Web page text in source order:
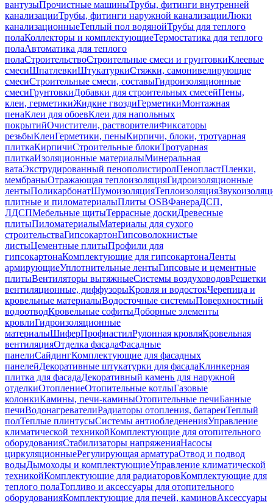
вантузыПрочистные машиныТрубы, фитинги внутренней
канализацииТрубы, фитинги наружной канализацииЛюки
канализационныеТеплый пол водянойТрубы для теплого
полаКоллекторы и комплектующиеТермостатика для теплого
полаАвтоматика для теплого
полаСтроительствоСтроительные смеси и грунтовкиКлеевые
смесиШпатлевкиШтукатуркиСтяжки, самонивелирующие
смесиСтроительные смеси, составыГидроизоляционные
смесиГрунтовкиДобавки для строительных смесейПены,
клеи, герметикиЖидкие гвоздиГерметикиМонтажная
пенаКлеи для обоевКлеи для напольных
покрытийОчистители, растворителиФиксаторы
резьбыКлеиГерметики, пеныКирпичи, блоки, тротуарная
плиткаКирпичиСтроительные блокиТротуарная
плиткаИзоляционные материалыМинеральная
ватаЭкструдированный пенополистиролПенопластПленки,
мембраныОтражающая теплоизоляцияГидроизоляционные
лентыПоликарбонатШумоизоляцияТеплоизоляция
плитные и пиломатериалыПлиты OSBФанераДСП,
ЛДСПМебельные щитыТеррасные доскиДревесные
плитыПиломатериалыМатериалы для сухого
строительстваГипсокартонГипсоволокнистые
листыЦементные плитыПрофили для
гипсокартонаКомплектующие для гипсокартонаЛенты
армирующиеУплотнительные лентыГипсовые и цементные
плитыВентиляторы вытяжныеСистемы воздуховодовРешетки
вентиляционные, диффузорыКровля и водостокЧерепица и
кровельные материалыВодосточные системыПоверхностный
водоотводКровельные софитыДоборные элементы
кровлиГидроизоляционные
материалыШиферПрофнастилРулонная кровляКровельная
вентиляцияОтделка фасадаФасадные
панелиСайдингКомплектующие для фасадных
панелейДекоративные штукатурки для фасадаКлинкерная
плитка для фасадаДекоративный камень для наружной
отделкиОтоплениеОтопительные котлыГазовые
колонкиКамины, печи-каминыОтопительные печиБанные
печиВодонагревателиРадиаторы отопления, батареиТеплый
полТеплые плинтусыСистемы антиобледененияУправление
климатической техникойКомплектующие для отопительного
оборудованияСтабилизаторы напряженияНасосы
циркуляционныеРегулирующая арматураОтвод и подвод
водыДымоходы и комплектующиеУправление климатической
техникойКомплектующие для радиаторовКомплектующие для
теплого полаТопливо и аксессуары для отопительного
оборудованияКомплектующие для печей, каминовАксессуары